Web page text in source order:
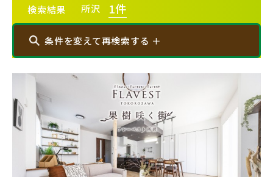
検索結果 所沢 1件
条件を変えて再検索する ＋
エリアから探す
埼玉・中央エリア(50)
さいたま市(19)